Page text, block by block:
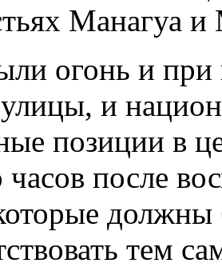
Манагуа и
огонь и
и
позиции в
часов после
тем